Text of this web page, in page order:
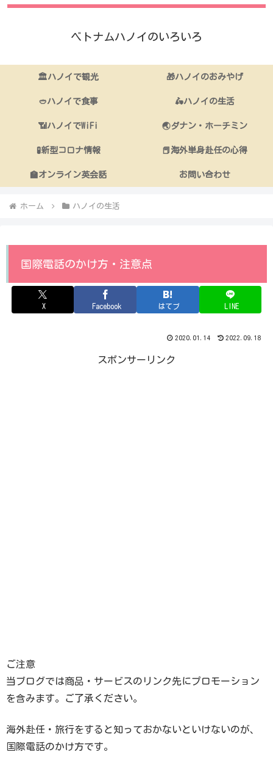
ベトナムハノイのいろいろ
🏛ハノイで観光 🎁ハノイのおみやげ
🥙ハノイで食事 🛵ハノイの生活
📶ハノイでWiFi 🌏ダナン・ホーチミン
🧪新型コロナ情報 📕海外単身赴任の心得
🏫オンライン英会話 お問い合わせ
ホーム ハノイの生活
国際電話のかけ方・注意点
X Facebook はてブ LINE
2020.01.14 2022.09.18
スポンサーリンク
ご注意
当ブログでは商品・サービスのリンク先にプロモーション
を含みます。ご了承ください。
海外赴任・旅行をすると知っておかないといけないのが、
国際電話のかけ方です。